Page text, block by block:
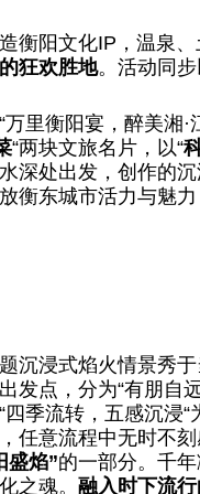
衡阳文化IP，温泉
狂欢胜地。活动同
万里衡阳宴，醉美湘
“两块文旅名片，以“
深处出发，创作的
衡东城市活力与魅
沉浸式焰火情景秀
发点，分为“有朋自
四季流转，五感沉浸
任意流程中无时不
盛焰”的一部分。千
之魂。 融入时下流